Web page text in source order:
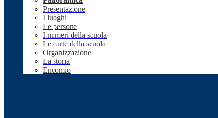
Presentazione
I luoghi
Le persone
I numeri della scuola
Le carte della scuola
Organizzazione
La storia
Encomio